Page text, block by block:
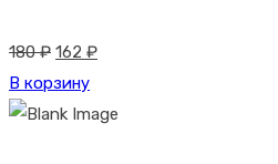
180₽ Первоначальная
цена
составляла
162 ₽Текущая
162 ₽.
В корзину